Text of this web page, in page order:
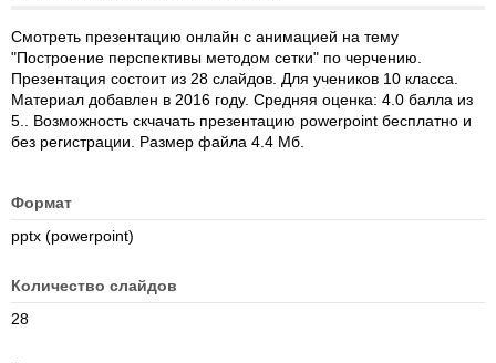
Смотреть презентацию онлайн с анимацией на тему
"Построение перспективы методом сетки" по черчению.
Презентация состоит из 28 слайдов. Для учеников 10 класса.
Материал добавлен в 2016 году. Средняя оценка: 4.0 балла из
5.. Возможность скчачать презентацию powerpoint бесплатно и
без регистрации. Размер файла 4.4 Мб.
Формат
pptx (powerpoint)
Количество слайдов
28